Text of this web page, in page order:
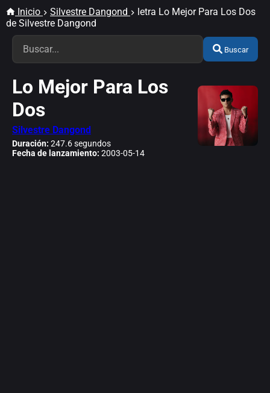
Inicio Silvestre Dangond
letra Lo Mejor Para Los Dos
de Silvestre Dangond
Buscar
Lo Mejor Para Los
Dos
Silvestre Dangond
Duración: 247.6 segundos
Fecha de lanzamiento: 2003-05-14